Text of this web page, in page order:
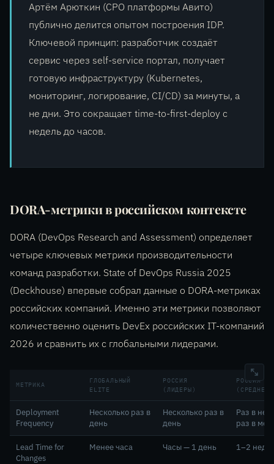
Артём Арюткин (CPO платформы Авито)
публично делится опытом построения IDP.
Ключевой принцип: разработчик создаёт
сервис через self-service портал, получает
готовую инфраструктуру (Kubernetes,
мониторинг, логирование, CI/CD) за минуты, а
не дни. Это сокращает time-to-first-deploy с
недель до часов.
DORA-метрики в российском контексте
DORA (DevOps Research and Assessment) определяет
четыре ключевых метрики производительности
команд разработки. State of DevOps Russia 2025
(Deckhouse) впервые собрал данные о DORA-метриках
российских компаний. Именно эти метрики позволяют
количественно оценить DevEx российских IT-компаний
2026 и сравнить их с глобальными лидерами.
МЕТРИКА
ГЛОБАЛЬНЫЙ
ELITE
РОССИЯ
(ЛИДЕРЫ)
РОССИЯ
(СРЕДНЕЕ)
Deployment
Frequency
Несколько раз в
день
Несколько раз в
день
Раз в
раз в
Lead Time for
Changes
Менее часа Часы — 1 день 1–2